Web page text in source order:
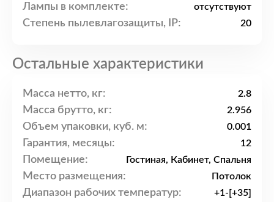
Лампы в комплекте: отсутствуют
Степень пылевлагозащиты, IP: 20
Остальные характеристики
Масса нетто, кг: 2.8
Масса брутто, кг: 2.956
Объем упаковки, куб. м: 0.001
Гарантия, месяцы: 12
Помещение: Гостиная, Кабинет, Спальня
Место размещения: Потолок
Диапазон рабочих температур: +1-[+35]